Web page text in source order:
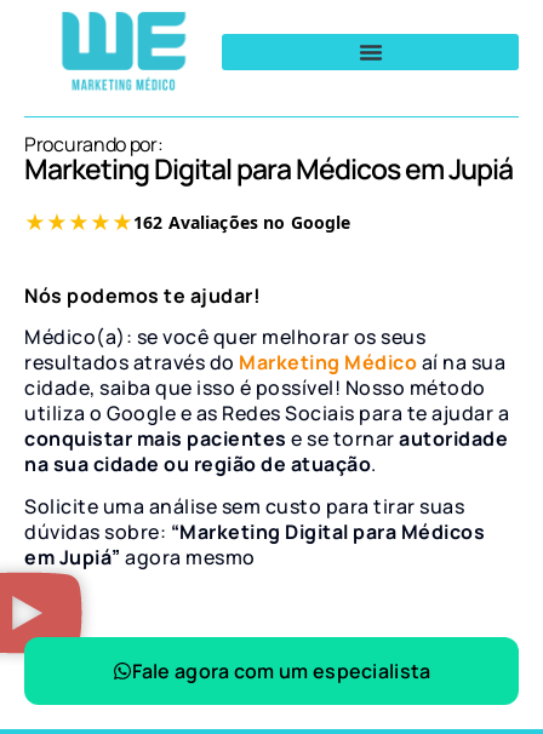
Procurando por:
Marketing Digital para Médicos em Jupiá
Nós podemos te ajudar!
Médico(a): se você quer melhorar os seus
resultados através do Marketing Médicoaí na sua
cidade, saiba que isso é possível! Nosso método
utiliza o Google e as Redes Sociais para te ajudar a
conquistar mais pacientes e se tornarautoridade
na sua cidade ou região de atuação.
Solicite uma análise sem custo para tirar suas
dúvidas sobre: “Marketing Digital para Médicos
em Jupiá” agora mesmo
Fale agora com um especialista